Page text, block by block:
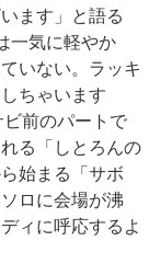
ます」と語る
一気に軽やか
いない。ラッキ
ちゃいます
前のパートで
る「しとろんの
始まる「サボ
ロに会場が沸
ィに呼応するよ